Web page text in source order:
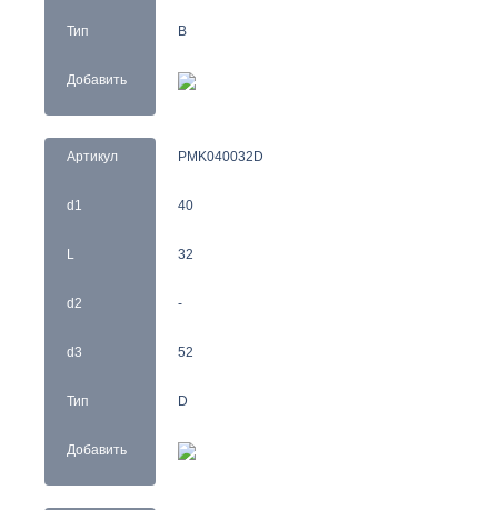
Тип
Добавить
B
Артикул
d1
L
d2
d3
Тип
Добавить
PMK040032D
40
32
-
52
D